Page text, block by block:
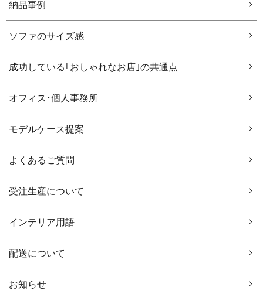
納品事例
ソファのサイズ感
成功している｢おしゃれなお店｣の共通点
オフィス･個人事務所
モデルケース提案
よくあるご質問
受注生産について
インテリア用語
配送について
お知らせ